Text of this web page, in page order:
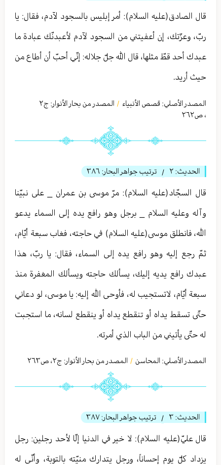
قال الصادق(عليه السلام): أمر إبليس بالسجود لآدم، فقال: يا
ربّ، وعزّتك، إن أعفيتني من السجود لآدم لأعبدنّك عبادة ما
عبدك أحد قطّ مثلها، قال الله جلّ جلاله: إنّي أحبّ أن أطاع من
حيث أريد.
المصدر الأصلي: قصص الأنبياء / المصدر من بحار الأنوار: ج٢
، ص٢٦٢
الحديث: ٢ / ترتيب جواهر البحار: ٣٨٦
قال السجّاد(عليه السلام): مرّ موسى بن عمران _ على نبيّنا
وآله وعليه السلام _ برجل وهو رافع يده إلى السماء يدعو
الله، فانطلق موسى(عليه السلام) في حاجته، فغاب سبعة أيّام،
ثمّ رجع إليه وهو رافع يده إلى السماء، فقال: يا ربّ، هذا
عبدك رافع يديه إليك، يسألك حاجته ويسألك المغفرة منذ
سبعة أيّام، لاتستجيب له، فأوحى الله إليه: يا موسى، لو دعاني
حتّى تسقط يداه أو تنقطع يداه أو ينقطع لسانه، ما استجبت
له حتّى يأتيني من الباب الذي أمرته.
المصدر الأصلي: المحاسن / المصدر من بحار الأنوار: ج٢، ص٢٦٣
الحديث: ٣ / ترتيب جواهر البحار: ٣٨٧
قال عليّ(عليه السلام): لا خير في الدنيا إلّا لأحد رجلين: رجل
يزداد كلّ يوم إحساناً، ورجل يتدارك منيّته بالتوبة، وأنّى له